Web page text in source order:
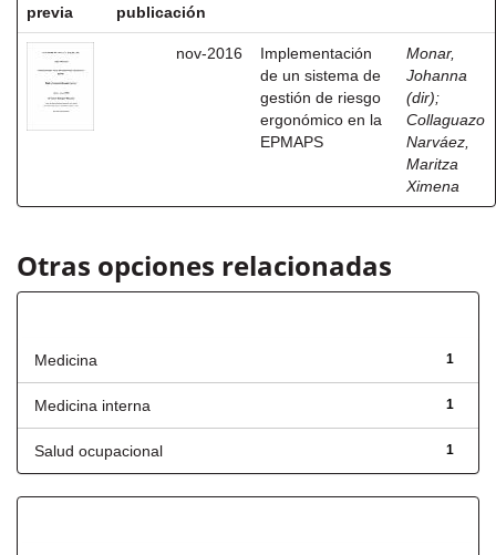
previa
publicación
nov-2016
Implementación
de un sistema de
gestión de riesgo
ergonómico en la
EPMAPS
Monar,
Johanna
(dir);
Collaguazo
Narváez,
Maritza
Ximena
Otras opciones relacionadas
1
Medicina
1
Medicina interna
1
Salud ocupacional